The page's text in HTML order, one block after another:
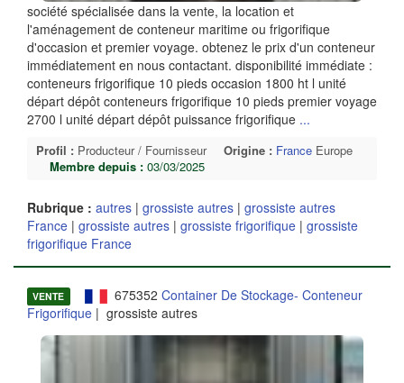
société spécialisée dans la vente, la location et
l'aménagement de conteneur maritime ou frigorifique
d'occasion et premier voyage. obtenez le prix d'un conteneur
immédiatement en nous contactant. disponibilité immédiate :
conteneurs frigorifique 10 pieds occasion 1800 ht l unité
départ dépôt conteneurs frigorifique 10 pieds premier voyage
2700 l unité départ dépôt puissance frigorifique ...
Profil : Producteur / Fournisseur Origine : France Europe
Membre depuis : 03/03/2025
Rubrique : autres | grossiste autres | grossiste autres
France | grossiste autres | grossiste frigorifique | grossiste
frigorifique France
VENTE 675352 Container De Stockage- Conteneur
Frigorifique | grossiste autres